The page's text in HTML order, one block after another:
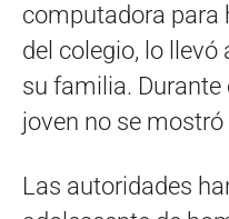
computadora para
del colegio, lo
su familia. Durante
joven no se
Las autoridades